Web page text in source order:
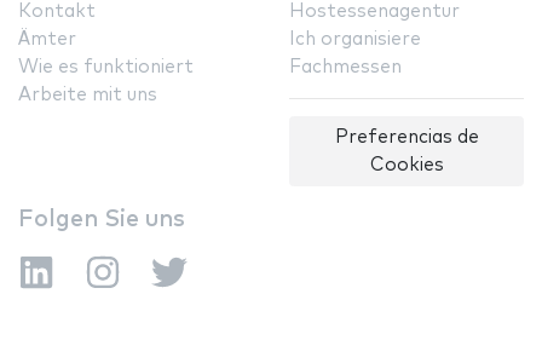
Kontakt
Ämter
Wie es funktioniert
Arbeite mit uns
Hostessenagentur
Ich organisiere
Fachmessen
Preferencias de
Cookies
Folgen Sie uns